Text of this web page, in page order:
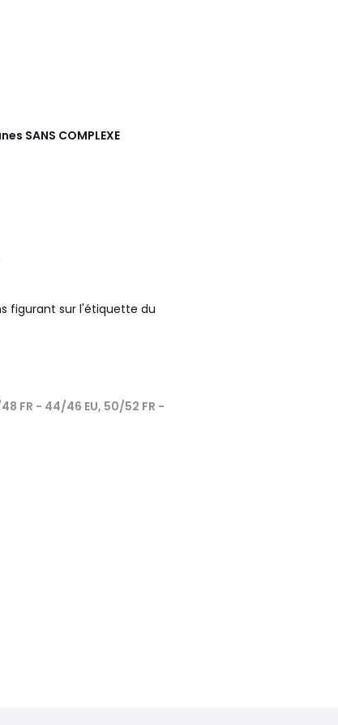
SANS COMPLEXE
figurant sur l'étiquette du
FR - 44/46 EU, 50/52 FR -